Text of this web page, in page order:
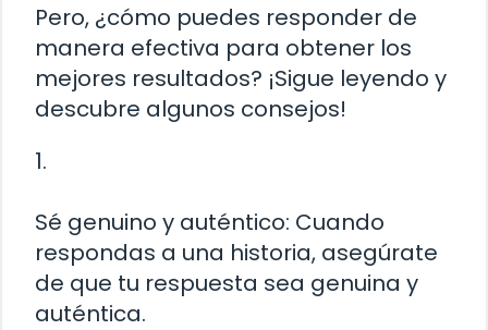
Pero, ¿cómo puedes responder de
manera efectiva para obtener los
mejores resultados? ¡Sigue leyendo y
descubre algunos consejos!
1.
Sé genuino y auténtico: Cuando
respondas a una historia, asegúrate
de que tu respuesta sea genuina y
auténtica.